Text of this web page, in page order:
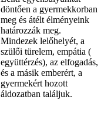
döntően a gyermekkorban
meg és átélt élményeink
határozzák meg.
Mindezek lelőhelyét, a
szülői türelem, empátia (
együttérzés), az elfogadás,
és a másik emberért, a
gyermekért hozott
áldozatban találjuk.